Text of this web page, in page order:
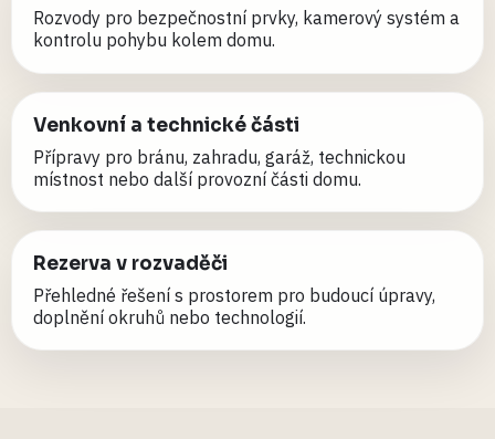
Rozvody pro bezpečnostní prvky, kamerový systém a
kontrolu pohybu kolem domu.
Venkovní a technické části
Přípravy pro bránu, zahradu, garáž, technickou
místnost nebo další provozní části domu.
Rezerva v rozvaděči
Přehledné řešení s prostorem pro budoucí úpravy,
doplnění okruhů nebo technologií.